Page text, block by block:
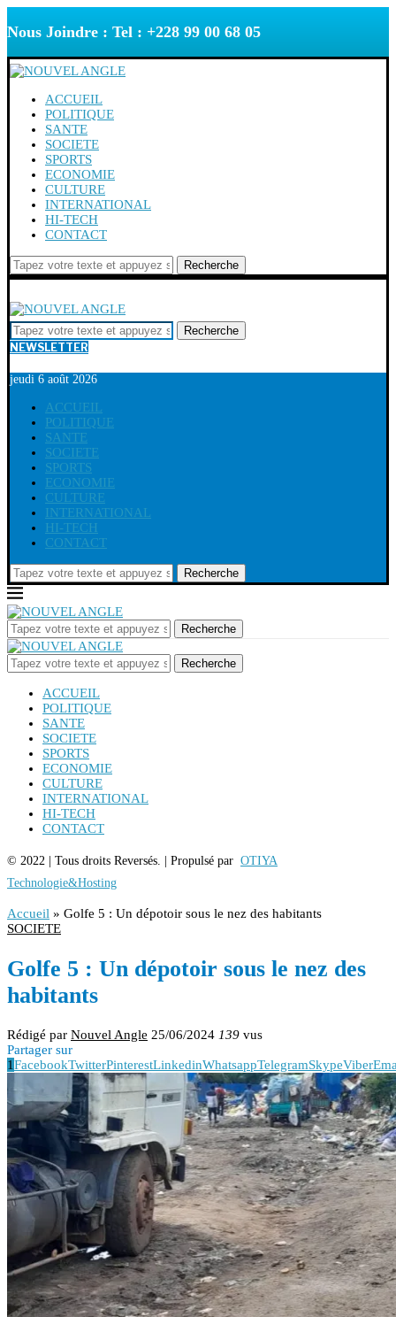
Nous Joindre : Tel : +228 99 00 68 05
ACCUEIL
POLITIQUE
SANTE
SOCIETE
SPORTS
ECONOMIE
CULTURE
INTERNATIONAL
HI-TECH
CONTACT
Recherche
Recherche
NEWSLETTER
jeudi 6 août 2026
ACCUEIL
POLITIQUE
SANTE
SOCIETE
SPORTS
ECONOMIE
CULTURE
INTERNATIONAL
HI-TECH
CONTACT
Recherche
Recherche
Recherche
ACCUEIL
POLITIQUE
SANTE
SOCIETE
SPORTS
ECONOMIE
CULTURE
INTERNATIONAL
HI-TECH
CONTACT
© 2022 | Tous droits Reversés. | Propulsé par OTIYA
Technologie&Hosting
Accueil » Golfe 5 : Un dépotoir sous le nez des habitants
SOCIETE
Golfe 5 : Un dépotoir sous le nez des
habitants
Rédigé par Nouvel Angle 25/06/2024 139 vus
Partager sur
1FacebookTwitterPinterestLinkedinWhatsappTelegramSkypeViber